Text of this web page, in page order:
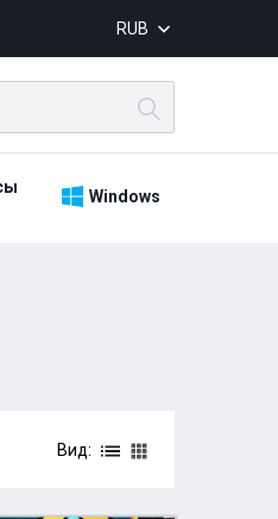
RUB
Windows
Вид: